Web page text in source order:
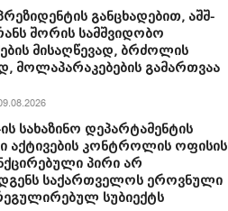
განცხადებით, აშშ-
შორის სამშვიდობო
მისაღწევად, ბრძოლის
მოლაპარაკებების გამართვაა
ის სახაზინო დეპარტამენტის
აქტივების კონტროლის ოფისის
პირი არ
საქართველოს ეროვნული
სუბიექტს